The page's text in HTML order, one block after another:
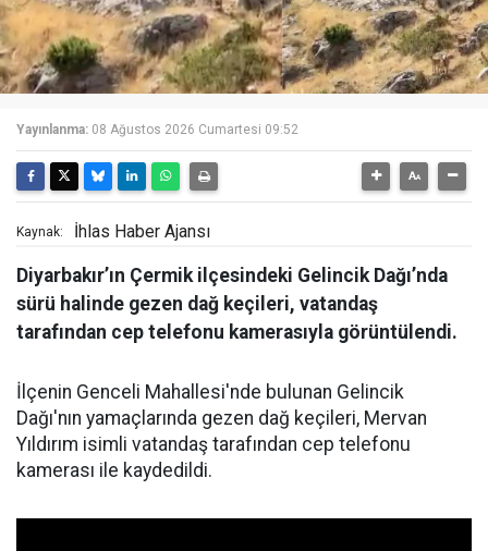
Yayınlanma: 08 Ağustos 2026 Cumartesi 09:52
Kaynak: İhlas Haber Ajansı
Diyarbakır’ın Çermik ilçesindeki Gelincik Dağı’nda
sürü halinde gezen dağ keçileri, vatandaş
tarafından cep telefonu kamerasıyla görüntülendi.
İlçenin Genceli Mahallesi'nde bulunan Gelincik
Dağı'nın yamaçlarında gezen dağ keçileri, Mervan
Yıldırım isimli vatandaş tarafından cep telefonu
kamerası ile kaydedildi.